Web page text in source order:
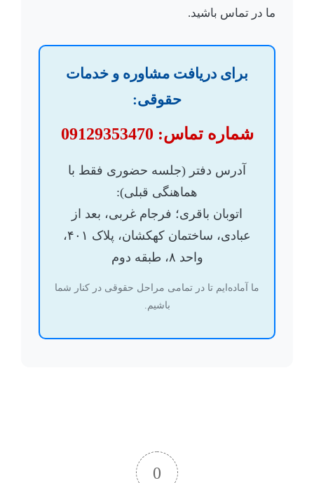
ما در تماس باشید.
برای دریافت مشاوره و خدمات
حقوقی:
شماره تماس: 09129353470
آدرس دفتر (جلسه حضوری فقط با
هماهنگی قبلی):
اتوبان باقری؛ فرجام غربی، بعد از
عبادی، ساختمان کهکشان، پلاک ۴۰۱،
واحد ۸، طبقه دوم
ما آماده‌ایم تا در تمامی مراحل حقوقی در کنار شما
باشیم.
0